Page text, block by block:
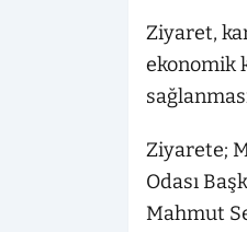
Ziyaret,
ekonomik
Ziyarete;
Odası
Mahmut